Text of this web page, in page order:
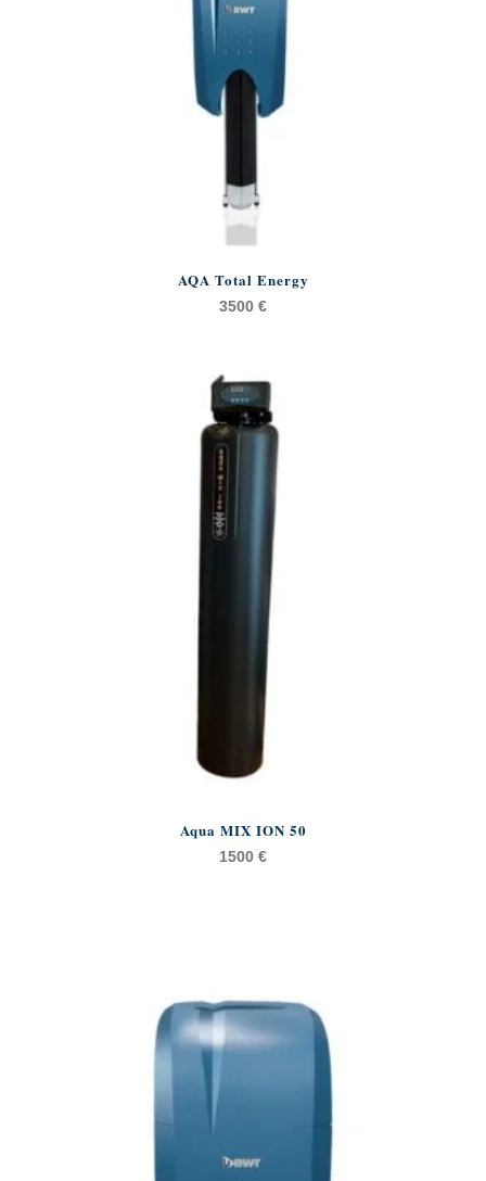
AQA Total Energy
3500 €
Aqua MIX ION 50
1500 €